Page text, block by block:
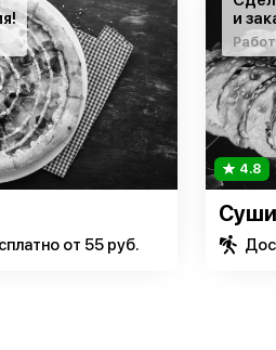
от 55 руб.
и
4.8